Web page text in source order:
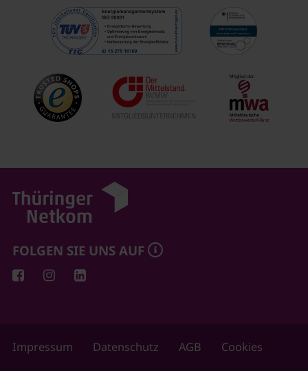
FOLGEN SIE UNS AUF
Impressum Datenschutz AGB Cookies